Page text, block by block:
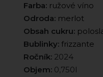
Farba: ružové víno
Odroda: merlot
Obsah cukru:
Bublinky: frizzante
Ročník:2024
Objem:0,750l